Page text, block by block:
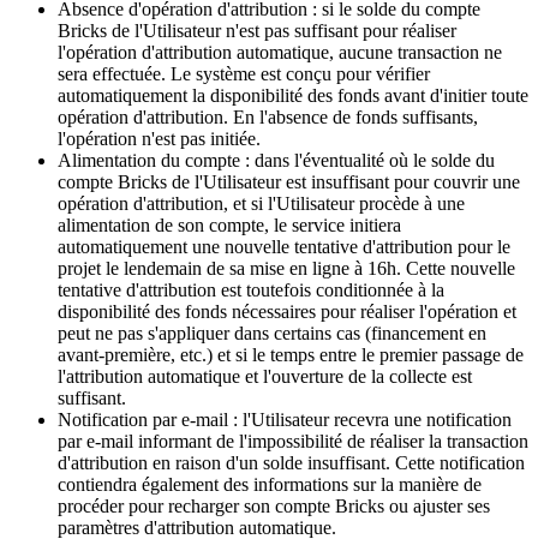
Absence d'opération d'attribution : si le solde du compte
Bricks de l'Utilisateur n'est pas suffisant pour réaliser
l'opération d'attribution automatique, aucune transaction ne
sera effectuée. Le système est conçu pour vérifier
automatiquement la disponibilité des fonds avant d'initier toute
opération d'attribution. En l'absence de fonds suffisants,
l'opération n'est pas initiée.
Alimentation du compte : dans l'éventualité où le solde du
compte Bricks de l'Utilisateur est insuffisant pour couvrir une
opération d'attribution, et si l'Utilisateur procède à une
alimentation de son compte, le service initiera
automatiquement une nouvelle tentative d'attribution pour le
projet le lendemain de sa mise en ligne à 16h. Cette nouvelle
tentative d'attribution est toutefois conditionnée à la
disponibilité des fonds nécessaires pour réaliser l'opération et
peut ne pas s'appliquer dans certains cas (financement en
avant-première, etc.) et si le temps entre le premier passage de
l'attribution automatique et l'ouverture de la collecte est
suffisant.
Notification par e-mail : l'Utilisateur recevra une notification
par e-mail informant de l'impossibilité de réaliser la transaction
d'attribution en raison d'un solde insuffisant. Cette notification
contiendra également des informations sur la manière de
procéder pour recharger son compte Bricks ou ajuster ses
paramètres d'attribution automatique.